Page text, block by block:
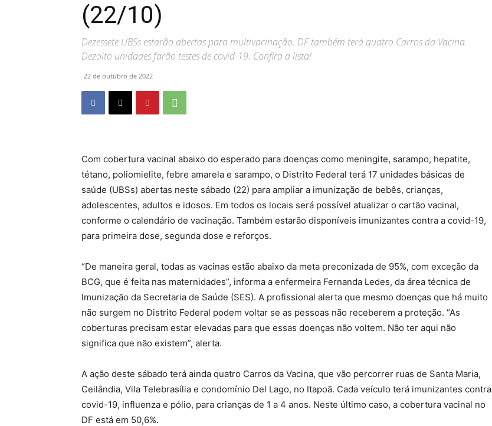
(22/10)
Dezessete UBSs estarão abertas para multivacinação. DF também terá quatro Carros da Vacina.
Dezoito unidades farão testes de covid-19. Confira a lista!
22 de outubro de 2022
Com cobertura vacinal abaixo do esperado para doenças como meningite, sarampo, hepatite,
tétano, poliomielite, febre amarela e sarampo, o Distrito Federal terá 17 unidades básicas de
saúde (UBSs) abertas neste sábado (22) para ampliar a imunização de bebês, crianças,
adolescentes, adultos e idosos. Em todos os locais será possível atualizar o cartão vacinal,
conforme o calendário de vacinação. Também estarão disponíveis imunizantes contra a covid-19,
para primeira dose, segunda dose e reforços.
“De maneira geral, todas as vacinas estão abaixo da meta preconizada de 95%, com exceção da
BCG, que é feita nas maternidades”, informa a enfermeira Fernanda Ledes, da área técnica de
Imunização da Secretaria de Saúde (SES). A profissional alerta que mesmo doenças que há muito
não surgem no Distrito Federal podem voltar se as pessoas não receberem a proteção. “As
coberturas precisam estar elevadas para que essas doenças não voltem. Não ter aqui não
significa que não existem”, alerta.
A ação deste sábado terá ainda quatro Carros da Vacina, que vão percorrer ruas de Santa Maria,
Ceilândia, Vila Telebrasília e condomínio Del Lago, no Itapoã. Cada veículo terá imunizantes contra
covid-19, influenza e pólio, para crianças de 1 a 4 anos. Neste último caso, a cobertura vacinal no
DF está em 50,6%.